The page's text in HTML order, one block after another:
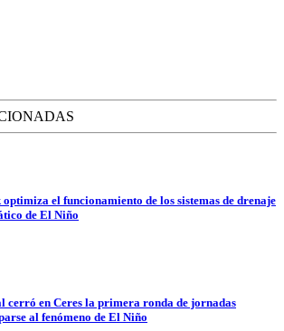
el funcionamiento de los sistemas de drenaje
de El Niño
en Ceres la primera ronda de jornadas
al fenómeno de El Niño